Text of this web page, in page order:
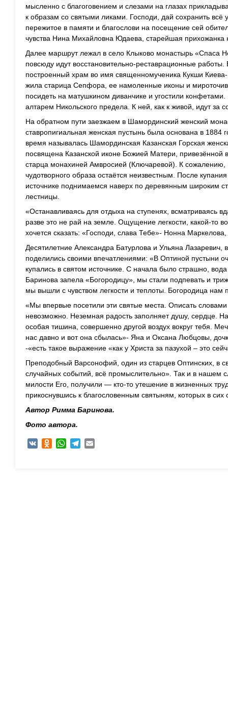
мысленно с благоговением и слезами на глазах
к образам со святыми ликами. Господи, дай сохранить всё
пережитое в памяти и благослови на посещение сей
чувства Нина Михайловна Юдаева, старейшая прихожанка
Далее маршрут лежал в село Клыково монастырь «Спаса
повсюду идут восстановительно-реставрационные
построенный храм во имя священномученика Кукши
жила старица Сепфора, ее намоленные иконы и
посидеть на матушкином диванчике и угостили
алтарем Никольского предела. К ней, как к живой, идут
На обратном пути заезжаем в Шамординский женский
ставропигиальная женская пустынь была основана в
время называлась Шамординская Казанская Горская
посвящена Казанской иконе Божией Матери, привезённой
старца монахиней Амвросией (Ключаревой). К сожалению,
чудотворного образа остаётся неизвестным. После
источнике поднимаемся наверх по деревянным широким
лестницы.
«Останавливаясь для отдыха на ступенях, всматриваясь
разве это не рай на земле. Ощущение легкости, какой-то
хочется сказать: «Господи, слава Тебе»- Нонна
Десятилетние Александра Батурлова и Ульяна Лазаревич,
поделились своими впечатлениями: «В Оптиной пустыни
купались в святом источнике. С начала было страшно,
Баринова запела «Богородицу», мы стали подпевать и
мы вышли с чувством легкости и теплоты. Богородица нам
«Мы впервые посетили эти святые места. Описать словами
невозможно. Неземная радость заполняет душу, сердце.
особая тишина, совершенно другой воздух вокруг тебя.
нас давно и вот она сбылась»- Яна и Оксана Любцовы,
-«есть такое выражение «как у Христа за пазухой – это
Преподобный Варсонофий, один из старцев Оптинских, в
случайных событий, всё промыслительно». Так и в нашем
милости Его, получили — кто-то утешение в жизненных
прикоснувшись к благословенным святыням, которых в
Автор Римма Баринова.
Фото автора.
VK Odnoklassniki
WhatsAppTelegram